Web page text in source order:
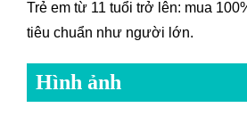
Trẻ em từ 11 tuổi trở lên: mua
tiêu chuẩn như người lớn.
Hình ảnh